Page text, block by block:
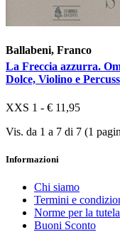
Ballabeni, Franco
La Freccia azzurra.
Dolce, Violino e
XXS 1 - € 11,95
Vis. da 1 a 7 di 7 (1
Informazioni
Chi siamo
Termini e
Norme per la
Buoni Sconto